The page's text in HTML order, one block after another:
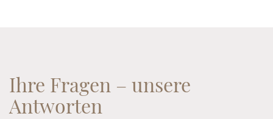
Ihre Fragen – unsere
Antworten